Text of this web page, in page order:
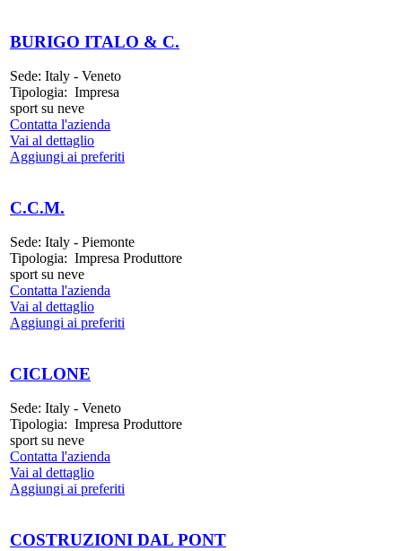
BURIGO ITALO & C.
Sede: Italy - Veneto
Tipologia: Impresa
sport su neve
Contatta l'azienda
Vai al dettaglio
Aggiungi ai preferiti
C.C.M.
Sede: Italy - Piemonte
Tipologia: Impresa Produttore
sport su neve
Contatta l'azienda
Vai al dettaglio
Aggiungi ai preferiti
CICLONE
Sede: Italy - Veneto
Tipologia: Impresa Produttore
sport su neve
Contatta l'azienda
Vai al dettaglio
Aggiungi ai preferiti
COSTRUZIONI DAL PONT